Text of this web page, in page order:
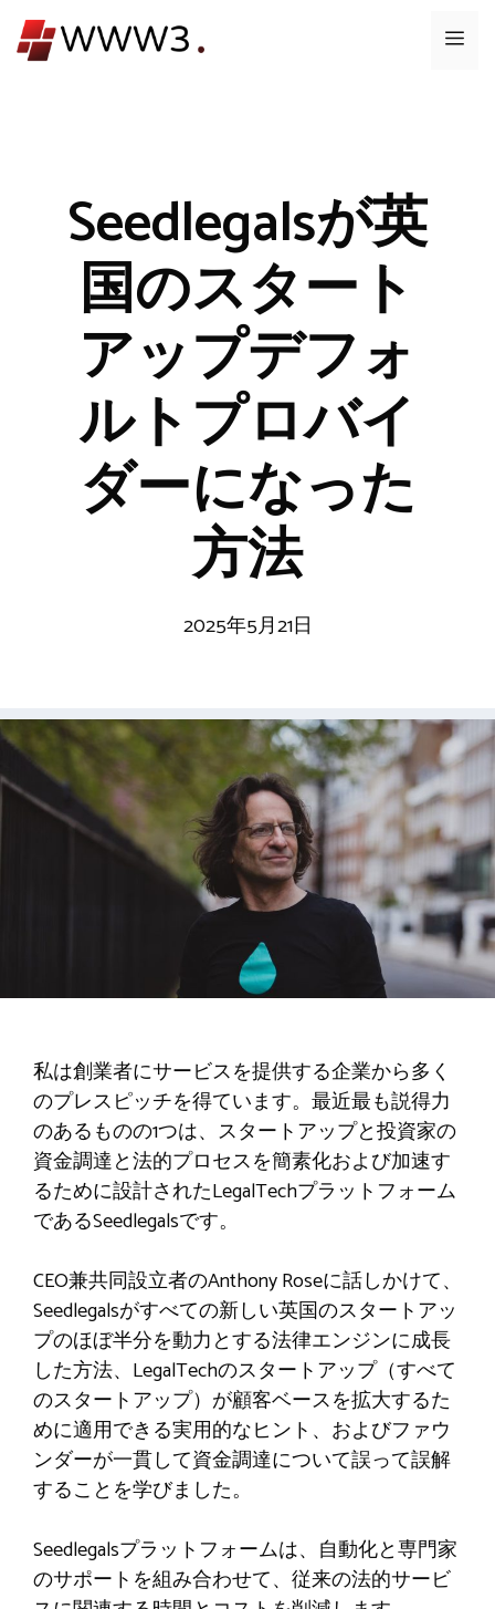
ン
メ
Seedlegalsが英
国のスタート
アップデフォ
ルトプロバイ
ダーになった
方法
2025年5月21日
私は創業者にサービスを提供する企業から多く
のプレスピッチを得ています。最近最も説得力
のあるものの1つは、スタートアップと投資家の
資金調達と法的プロセスを簡素化および加速す
るために設計されたLegalTechプラットフォーム
であるSeedlegalsです。
CEO兼共同設立者のAnthony Roseに話しかけて、
Seedlegalsがすべての新しい英国のスタートアッ
プのほぼ半分を動力とする法律エンジンに成長
した方法、LegalTechのスタートアップ（すべて
のスタートアップ）が顧客ベースを拡大するた
めに適用できる実用的なヒント、およびファウ
ンダーが一貫して資金調達について誤って誤解
することを学びました。
Seedlegalsプラットフォームは、自動化と専門家
のサポートを組み合わせて、従来の法的サービ